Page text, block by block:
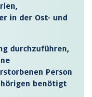
in der Ost- und
durchzuführen,
Person
benötigt